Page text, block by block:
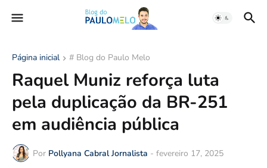
Página inicial # Blog do Paulo Melo
Raquel Muniz reforça luta
pela duplicação da BR-251
em audiência pública
Por Pollyana Cabral Jornalista - fevereiro 17, 2025